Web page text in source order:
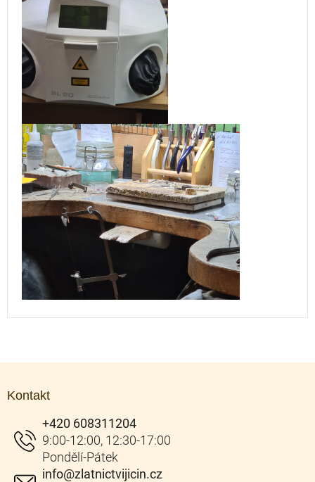
Kontakt
info@zlatnictvijicin.cz
+420 608311204